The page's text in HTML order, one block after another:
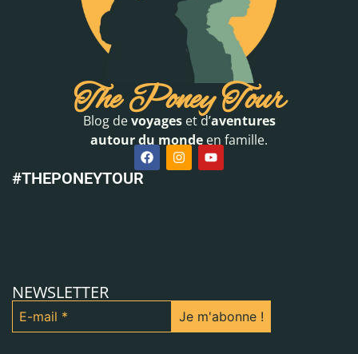
The Poney Tour
Blog devoyageset d’aventures
autour du monde en famille.
#THEPONEYTOUR
NEWSLETTER